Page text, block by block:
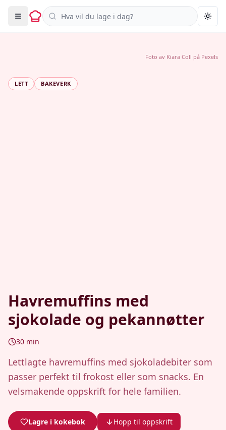
Søk i oppskrifter
LETT BAKEVERK
Havremuffins med
sjokolade og pekannøtter
30 min
Lettlagte havremuffins med sjokoladebiter som
passer perfekt til frokost eller som snacks. En
velsmakende oppskrift for hele familien.
Lagre i kokebok Hopp til oppskrift
Foto av Kiara Coll på Pexels